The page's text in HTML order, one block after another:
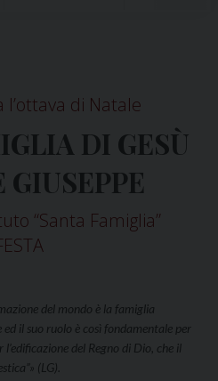
di Natale
DI GESÙ
GIUSEPPE
“Santa Famiglia”
del mondo è la famiglia
il suo ruolo è così fondamentale per
del Regno di Dio, che il
(LG).